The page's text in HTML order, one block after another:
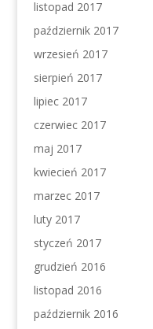
listopad 2017
październik 2017
wrzesień 2017
sierpień 2017
lipiec 2017
czerwiec 2017
maj 2017
kwiecień 2017
marzec 2017
luty 2017
styczeń 2017
grudzień 2016
listopad 2016
październik 2016